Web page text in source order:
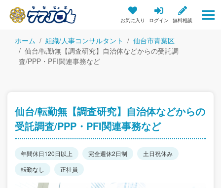
お気に入り ログイン 無料相談
ホーム 組織/人事コンサルタント
仙台市青葉区
仙台/転勤無【調査研究】自治体などからの受託調
査/PPP・PFI関連事務など
仙台/転勤無【調査研究】自治体などからの
受託調査/PPP・PFI関連事務など
年間休日120日以上 完全週休2日制
土日祝休み
転勤なし
正社員